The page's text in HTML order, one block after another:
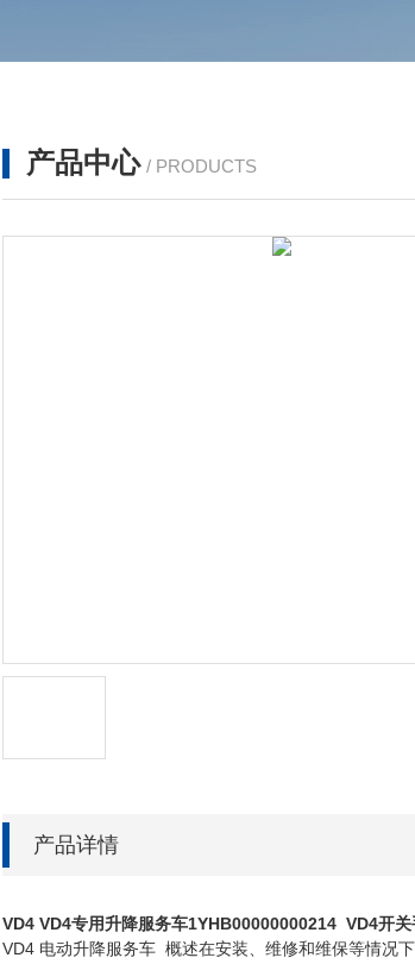
产品中心 / PRODUCTS
产品详情
VD4 VD4专用升降服务车1YHB00000000214 VD4开关
VD4 电动升降服务车 概述在安装、维修和维保等情况